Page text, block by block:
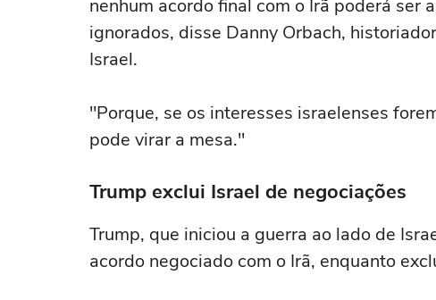
nenhum acordo final com o Irã poderá ser
ignorados, disse Danny Orbach,
Israel.
"Porque, se os interesses israelenses
pode virar a mesa."
Trump exclui Israel de negociações
Trump, que iniciou a guerra ao lado de
acordo negociado com o Irã, enquanto